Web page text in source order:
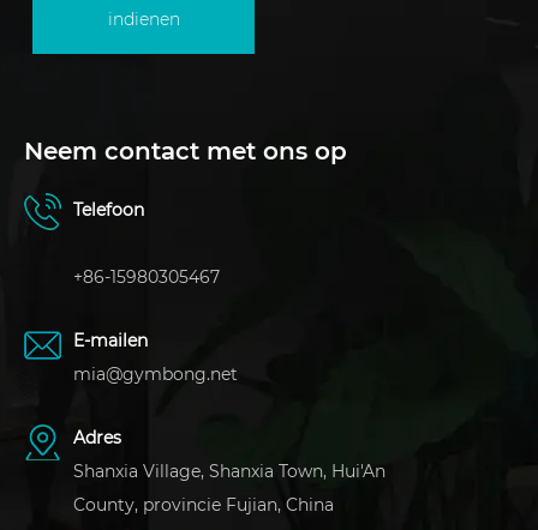
indienen
Neem contact met ons op
Telefoon
+86-15980305467
E-mailen
mia@gymbong.net
Adres
Shanxia Village, Shanxia Town, Hui'An
County, provincie Fujian, China